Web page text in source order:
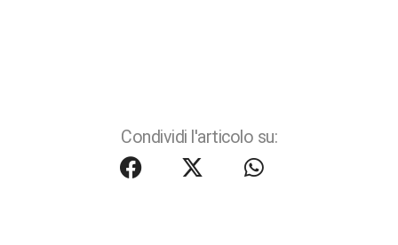
Condividi l'articolo su: